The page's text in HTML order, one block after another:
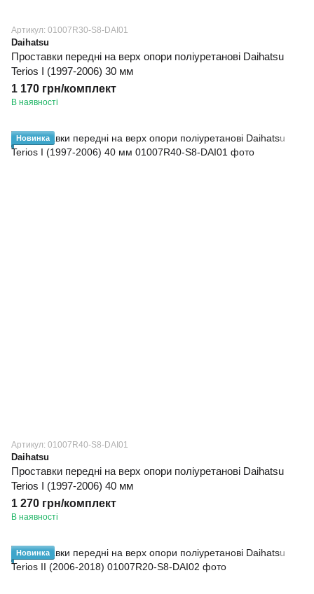
Артикул: 01007R30-S8-DAI01
Daihatsu
Проставки передні на верх опори поліуретанові Daihatsu
Terios I (1997-2006) 30 мм
1 170 грн/комплект
В наявності
Новинка
Артикул: 01007R40-S8-DAI01
Daihatsu
Проставки передні на верх опори поліуретанові Daihatsu
Terios I (1997-2006) 40 мм
1 270 грн/комплект
В наявності
Новинка